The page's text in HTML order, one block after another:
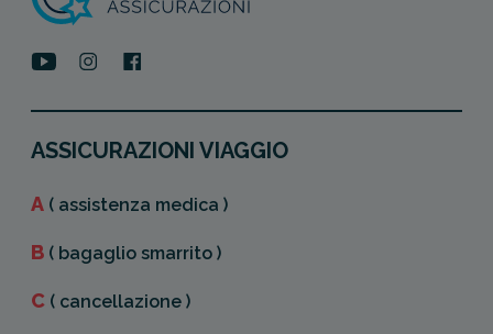
ASSICURAZIONI VIAGGIO
A ( assistenza medica )
B ( bagaglio smarrito )
C ( cancellazione )